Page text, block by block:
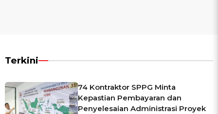
Terkini
74 Kontraktor SPPG Minta
Kepastian Pembayaran dan
Penyelesaian Administrasi Proyek